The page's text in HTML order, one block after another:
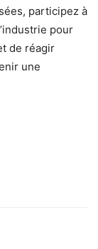
participez à
pour
de réagir
une